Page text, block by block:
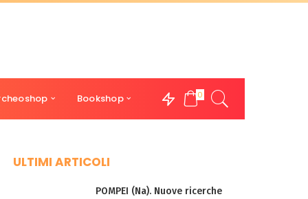
Bookshop 0
ULTIMI ARTICOLI
POMPEI (Na). Nuove ricerche